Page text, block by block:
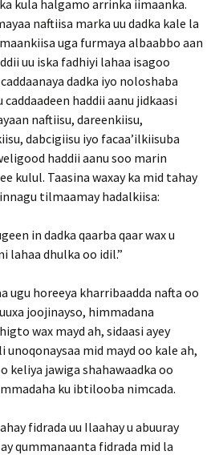
kula halgamo arrinka iimaanka.
naftiisa marka uu dadka kale la
uga furmaya albaabbo aan
uu iska fadhiyi lahaa isagoo
dadka iyo noloshaba
caddaadeen haddii aanu jidkaasi
naftiisu, dareenkiisu,
dabcigiisu iyo facaa’ilkiisuba
haddii aanu soo marin
kulul. Taasina waxay ka mid tahay
tilmaamay hadalkiisa:
in dadka qaarba qaar wax u
lahaa dhulka oo idil.”
ugu horeeya kharribaadda nafta oo
joojinayso, himmadana
wax mayd ah, sidaasi ayey
mid mayd oo kale ah,
keliya jawiga shahawaadka oo
ku ibtilooba nimcada.
fidrada uu Ilaahay u abuuray
qummanaanta fidrada mid la